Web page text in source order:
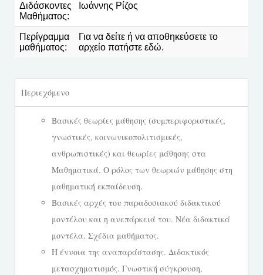
Διδάσκοντες
Μαθήματος:
Ιωάννης Ρίζος
Περίγραμμα
μαθήματος:
Για να δείτε ή να αποθηκεύσετε το
αρχείο πατήστε εδώ.
Περιεχόμενο
Βασικές θεωρίες μάθησης (συμπεριφοριστικές,
γνωστικές, κοινωνικοπολιτισμικές,
ανθρωπιστικές) και θεωρίες μάθησης στα
Μαθηματικά. Ο ρόλος των θεωριών μάθησης στη
μαθηματική εκπαίδευση.
Βασικές αρχές του παραδοσιακού διδακτικού
μοντέλου και η ανεπάρκειά του. Νέα διδακτικά
μοντέλα. Σχέδια μαθήματος.
Η έννοια της αναπαράστασης. Διδακτικός
μετασχηματισμός. Γνωστική σύγκρουση,